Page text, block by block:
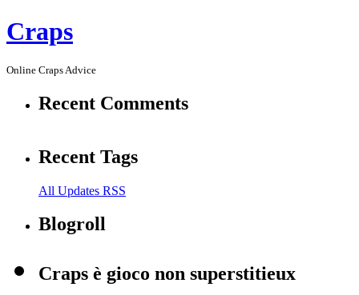
Craps
Online Craps Advice
Recent Comments
Recent Tags
All Updates RSS
Blogroll
Craps è gioco non superstitieux